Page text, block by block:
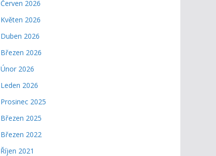
Červen 2026
Květen 2026
Duben 2026
Březen 2026
Únor 2026
Leden 2026
Prosinec 2025
Březen 2025
Březen 2022
Říjen 2021